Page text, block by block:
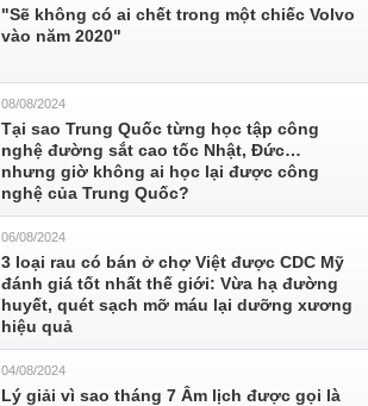
"Sẽ không có ai chết trong một chiếc Volvo
vào năm 2020"
08/08/2024
Tại sao Trung Quốc từng học tập công
nghệ đường sắt cao tốc Nhật, Đức…
nhưng giờ không ai học lại được công
nghệ của Trung Quốc?
06/08/2024
3 loại rau có bán ở chợ Việt được CDC Mỹ
đánh giá tốt nhất thế giới: Vừa hạ đường
huyết, quét sạch mỡ máu lại dưỡng xương
hiệu quả
04/08/2024
Lý giải vì sao tháng 7 Âm lịch được gọi là